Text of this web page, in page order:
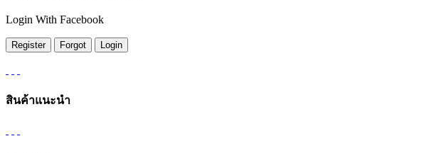
Login With Facebook
สินค้าแนะนำ